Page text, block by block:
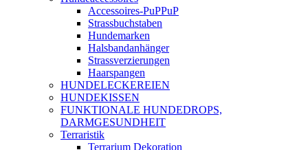
Accessoires-PuPPuP
Strassbuchstaben
Hundemarken
Halsbandanhänger
Strassverzierungen
Haarspangen
HUNDELECKEREIEN
HUNDEKISSEN
FUNKTIONALE HUNDEDROPS,
DARMGESUNDHEIT
Terraristik
Terrarium Dekoration